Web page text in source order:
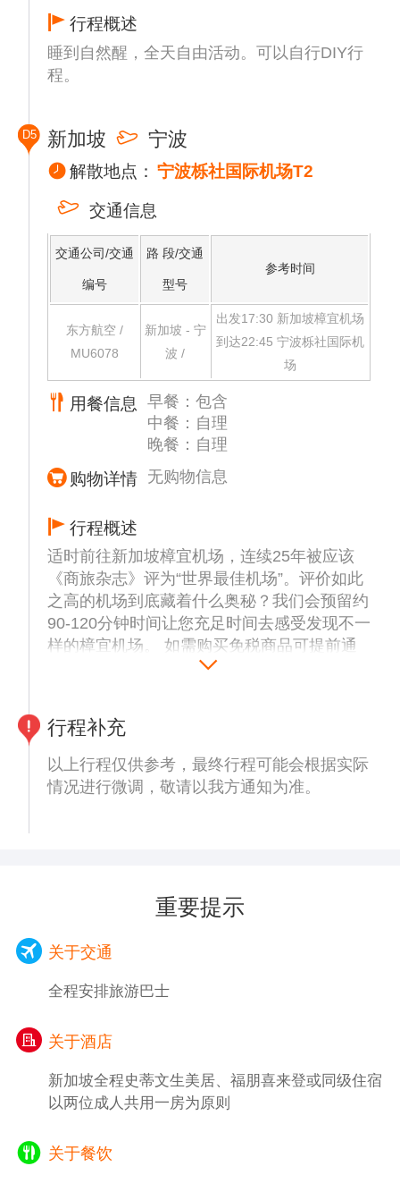
14:00-16:00 【甘榜格南】 - 【百年苏丹回教
南（Kampong Gelam）是新加坡最古老的城
区之一 ，是新加坡殖民时期马来人、阿拉伯
厚
的街区时 ，您不妨以金灿壮观的百年苏丹回
教堂（Sultan Mosque）作为地标 ， 引导您
回教堂由柔佛苏丹胡先 (Sultan Hussein
Shah) 于 1824 年建造 ，是新加坡最为重要的
宗教建筑之一。对于搜寻艺术灵感的街头艺术
爱好者 ，格南涂鸦墙（Gelam Gallery）将是
个不错的选择。这是新加坡第一个户外画廊
，展出本地和国际艺术家创作的 30 幅街头艺
术作品和壁画。最后 ， 融合多重文化与坐落
各式潮流精品店的哈芝巷 (Haji Lane) 也不容
错过。 哈芝巷街道虽短 ，却能看得到华人传
统的骑楼建筑、法国风情的百叶窗和马来特色
的缤纷屋瓦 ，这些老建筑如今旧店新妆 ，错
落聚集着各式酒吧、水烟店、文创店、服饰店
与咖啡厅。
16:45-17:15 【赞美广场】 - 坐落于市政区的
赞美广场 ，前身是天主教圣婴修道院女子中
学 ，学校虽已不复存在 ，但这片时尚生活广
场却凭借碧绿的草坪、 晶莹的喷泉、庭院和
新古典主义的建筑而成为放松休闲的理想之
地。赞美广场由殖民时期著名建筑设计师哥里
门 (George Coleman) 设计 ，纯白色的哥特式
代哥特式建筑的恢弘与浪漫。
17:30-18:30【旧禧街彩色警察局】 - 【克拉
码头】 - 坐落于克拉码头附近的旧禧街警察局
，是新加坡河畔独具一格的彩色建筑。警察局
前行 ，就是克拉码头与新加坡河。新加坡河
吧 ，沿河漫步 ，亦可随处见到驻唱歌手与街
狂欢场所之一。
动】 – 如若您还意犹未尽 ，不想随大巴车返
的迷人夜色中持续狂欢。在克拉码头 ，您既
可以自由搭乘游船浏览新加坡河的夜景 ，也
其一。不论是充满异国情调的爱尔兰酒吧 ，
撼。
推荐三：【天际斜坡滑车】（门票自理）在新
加坡的天际线滑车上 ，你不仅能感受到极速
的自由 ，还能体验到无与伦比的乐趣。无论
乐。准备好迎接挑战 ，体验极速的风驰电掣
吗？
式地道南洋美食。
也可选择前往圣淘沙海滩 ，长约 3.2 公里 ，
沙滩细腻洁白 ，海水清澈见底 ，是游泳、沙
滩排球、 日光浴和其他海滨活动的理想场
所。
温馨提示 ：为便于各自游览计划安排 ，当日
行程包含酒店至圣淘沙单趟用车 ，结束后自
行程概述
睡到自然醒，全天自由活动。可以自行DIY行
程。
D5 新加坡 宁波
解散地点： 宁波栎社国际机场T2
交通信息
交通公司/交通
编号
路 段/交通
型号
参考时间
东方航空 /
MU6078
新加坡 - 宁
波 /
出发17:30 新加坡樟宜机场
到达22:45 宁波栎社国际机
场
用餐信息
早餐：包含
中餐：自理
晚餐：自理
购物详情 无购物信息
行程概述
适时前往新加坡樟宜机场，连续25年被应该
《商旅杂志》评为“世界最佳机场”。评价如此
之高的机场到底藏着什么奥秘？我们会预留约
90-120分钟时间让您充足时间去感受发现不一
样的樟宜机场。 如需购买免税商品可提前通
过“ichangi”app订购，现场提货；2种退税方
建议留出时间可以前往【星耀樟宜】内的“雨
漩涡”，这个号称世界最高的室内瀑布是“星耀
樟宜”设计的最大亮点，此项目总共耗资 17 亿
后搭乘国际航班返回宁波，散团结束愉快而又
行程补充
以上行程仅供参考，最终行程可能会根据实际
情况进行微调，敬请以我方通知为准。
重要提示
关于交通
全程安排旅游巴士
关于酒店
新加坡全程史蒂文生美居、福朋喜来登或同级住宿
以两位成人共用一房为原则
关于餐饮